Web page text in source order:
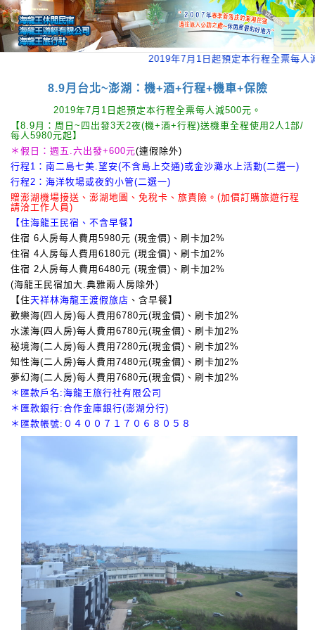
T
o
g
a
i
2019年7月1日起預定本行程全票每人
8.9月台北~澎湖：機+酒+行程+機車+保險
2019年7月1日起預定本行程全票每人減500元。
【8.9月：周日~四出發3天2夜(機+酒+行程)送機車全程使用2人1部/
每人5980元起】
＊假日：週五.六出發+600元(連假除外)
行程1：南二島七美.望安(不含島上交通)或金沙灘水上活動(二選一)
行程2：海洋牧場或夜釣小管(二選一)
贈澎湖機場接送、澎湖地圖、免稅卡、旅責險。(加價訂購旅遊行程
請洽工作人員)
【住海龍王民宿、不含早餐】
住宿 6人房每人費用5980元 (現金價)、刷卡加2%
住宿 4人房每人費用6180元 (現金價)、刷卡加2%
住宿 2人房每人費用6480元 (現金價)、刷卡加2%
(海龍王民宿加大.典雅兩人房除外)
【住天祥林海龍王渡假旅店 、含早餐】
歡樂海(四人房)每人費用6780元(現金價)、刷卡加2%
水漾海(四人房)每人費用6780元(現金價)、刷卡加2%
秘境海(二人房)每人費用7280元(現金價)、刷卡加2%
知性海(二人房)每人費用7480元(現金價)、刷卡加2%
夢幻海(二人房)每人費用7680元(現金價)、刷卡加2%
＊匯款戶名:海龍王旅行社有限公司
＊匯款銀行:合作金庫銀行(澎湖分行)
＊匯款帳號:０４００７１７０６８０５８